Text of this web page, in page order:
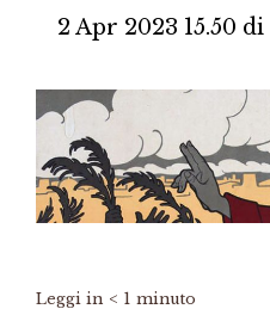
2 Apr 2023 15.50 di
Leggi in < 1 minuto